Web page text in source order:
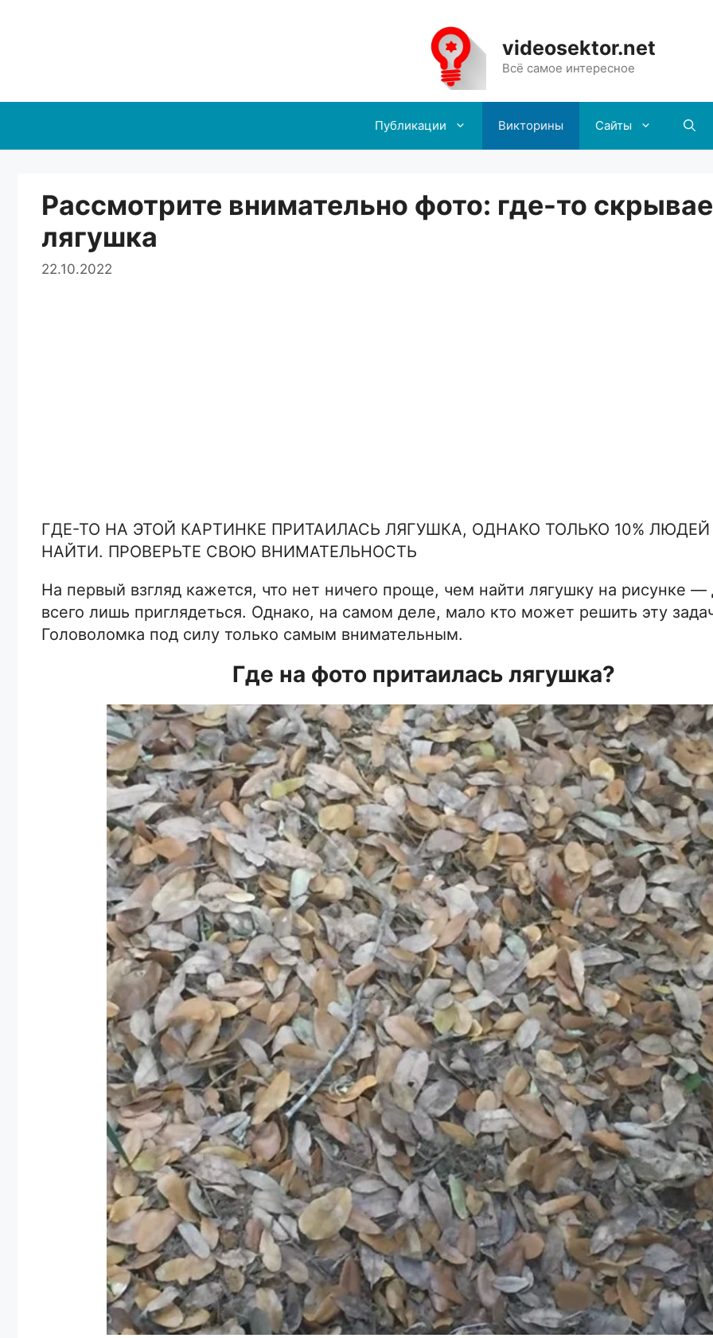
videosektor.net
Всё самое интересное
Публикации Викторины Сайты
Рассмотрите внимательно фото: где-то
лягушка
22.10.2022
ГДЕ-ТО НА ЭТОЙ КАРТИНКЕ ПРИТАИЛАСЬ ЛЯГУШКА, ОДНАКО ТОЛЬКО 10%
НАЙТИ. ПРОВЕРЬТЕ СВОЮ ВНИМАТЕЛЬНОСТЬ
На первый взгляд кажется, что нет ничего проще, чем найти лягушку на рисунке —
всего лишь приглядеться. Однако, на самом деле, мало кто может решить эту
Головоломка под силу только самым внимательным.
Где на фото притаилась лягушка?